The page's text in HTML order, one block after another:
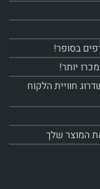
יותר!
חוויית הלקוח
המוצר שלך